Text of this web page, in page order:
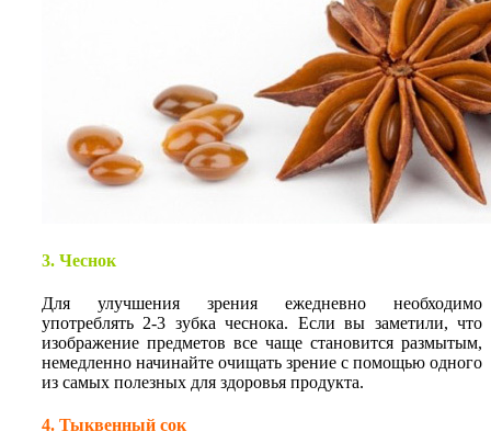
3. Чеснок
Для улучшения зрения ежедневно необходимо
употреблять 2-3 зубка чеснока. Если вы заметили, что
изображение предметов все чаще становится размытым,
немедленно начинайте очищать зрение с помощью одного
из самых полезных для здоровья продукта.
4. Тыквенный сок